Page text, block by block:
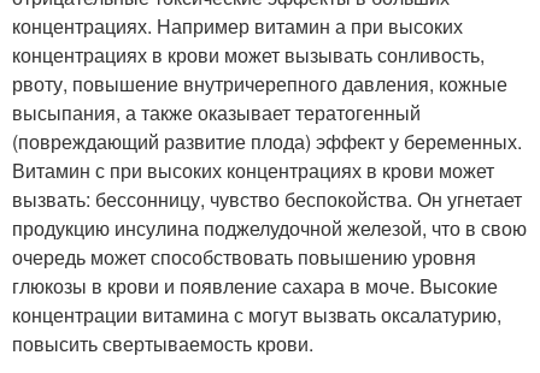
концентрациях. Например витамин а при высоких
концентрациях в крови может вызывать сонливость,
рвоту, повышение внутричерепного давления, кожные
высыпания, а также оказывает тератогенный
(повреждающий развитие плода) эффект у беременных.
Витамин с при высоких концентрациях в крови может
вызвать: бессонницу, чувство беспокойства. Он угнетает
продукцию инсулина поджелудочной железой, что в свою
очередь может способствовать повышению уровня
глюкозы в крови и появление сахара в моче. Высокие
концентрации витамина с могут вызвать оксалатурию,
повысить свертываемость крови.